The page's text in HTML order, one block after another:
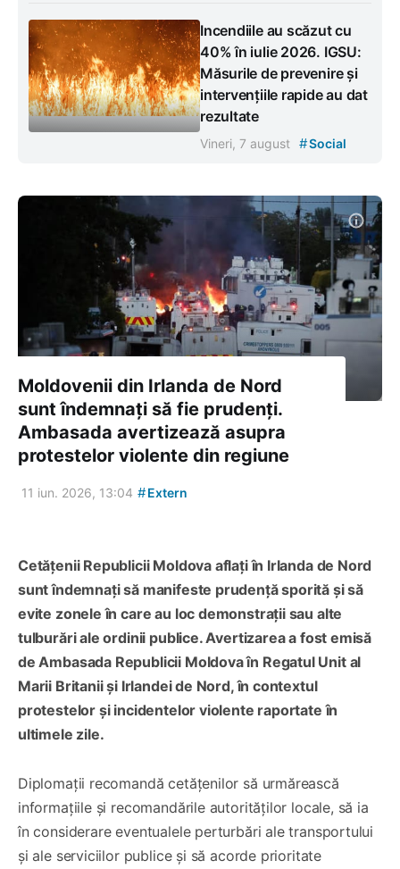
Incendiile au scăzut cu
40% în iulie 2026. IGSU:
Măsurile de prevenire și
intervențiile rapide au dat
rezultate
Vineri, 7 august #Social
Moldovenii din Irlanda de Nord
sunt îndemnați să fie prudenți.
Ambasada avertizează asupra
protestelor violente din regiune
11 iun. 2026, 13:04 #Extern
Cetățenii Republicii Moldova aflați în Irlanda de Nord
sunt îndemnați să manifeste prudență sporită și să
evite zonele în care au loc demonstrații sau alte
tulburări ale ordinii publice. Avertizarea a fost emisă
de Ambasada Republicii Moldova în Regatul Unit al
Marii Britanii și Irlandei de Nord, în contextul
protestelor și incidentelor violente raportate în
ultimele zile.
Diplomații recomandă cetățenilor să urmărească
informațiile și recomandările autorităților locale, să ia
în considerare eventualele perturbări ale transportului
și ale serviciilor publice și să acorde prioritate